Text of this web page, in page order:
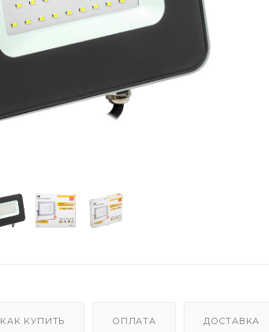
КАК КУПИТЬ ОПЛАТА ДОСТАВКА